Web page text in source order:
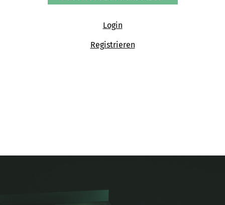
Login
Registrieren